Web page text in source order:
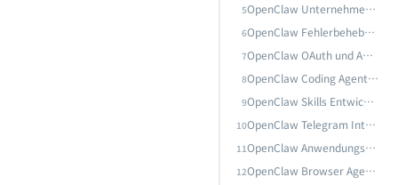
5 OpenClaw Unternehmensintegration in der Praxis: Notion, Microsoft Teams und Slack – Leitfaden zur Omnichannel-AI-Assistenten-Bereitstellung
6 OpenClaw Fehlerbehebung -- Vollstandiger Leitfaden: Doctor-Diagnose, Neustart-Reparatur und Schnellreferenz haufiger Fehler
7 OpenClaw OAuth und API-Authentifizierung -- Vollstandiger Einrichtungsleitfaden: Multi-Modell-Authentifizierungsarchitektur in der Praxis
8 OpenClaw Coding Agent — Vollstandiger Leitfaden: Praxis-Workflows fur KI-gestutzte Softwareentwicklung
9 OpenClaw Skills Entwicklerhandbuch: Vom skill.md-Standard bis zur vollstaendigen Entwicklung benutzerdefinierter Skills
10 OpenClaw Telegram Integrationsleitfaden: Von der Bot-Erstellung bis zur Remote-KI-Agentensteuerung
11 OpenClaw Anwendungsfalle -- Vollstandiger Leitfaden: Zehn Praxisszenarien zum Verstandnis der wahren Einsatzmoglichkeiten von AI-Agenten
12 OpenClaw Browser Agent -- Vollstandiger Leitfaden zur Browser-Automatisierung: Von der Webseitensteuerung bis zur Datenextraktion